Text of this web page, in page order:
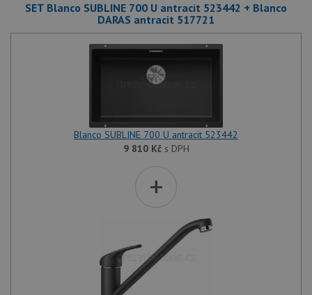
SET Blanco SUBLINE 700 U antracit 523442 + Blanco
DARAS antracit 517721
Blanco SUBLINE 700 U antracit 523442
9 810 Kčs DPH
+